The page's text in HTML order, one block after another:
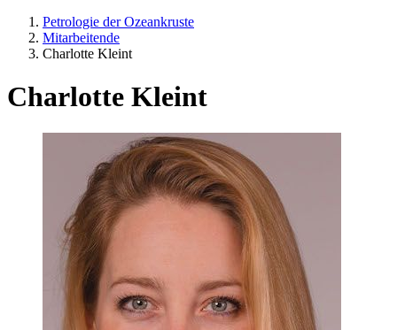
Petrologie der Ozeankruste
Mitarbeitende
Charlotte Kleint
Charlotte Kleint